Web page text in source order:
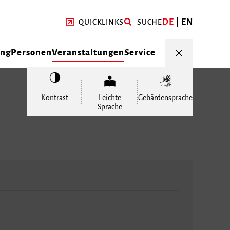
DE EN
Veranstaltungen Service
Sprache